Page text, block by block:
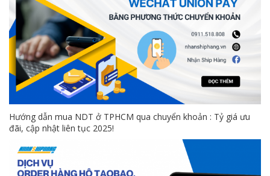
Hướng dẫn mua NDT ở TPHCM qua chuyển khoản : Tỷ giá ưu
đãi, cập nhật liên tục 2025!